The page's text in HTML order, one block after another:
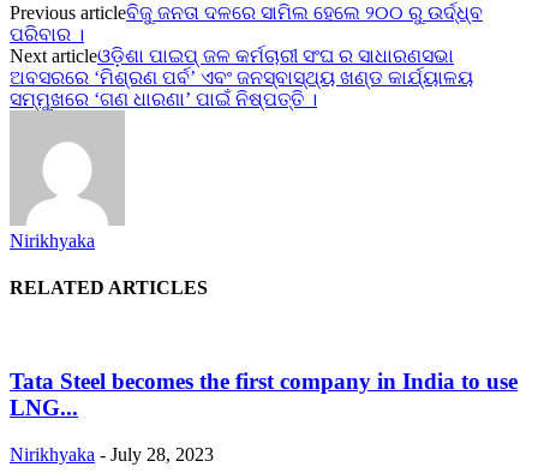
Previous articleବିଜୁ ଜନତା ଦଳରେ ସାମିଲ ହେଲେ ୨୦୦ ରୁ ଉର୍ଦ୍ଧ୍ବ
ପରିବାର ।
Next articleଓଡ଼ିଶା ପାଇପ୍ ଜଳ କର୍ମଚାରୀ ସଂଘ ର ସାଧାରଣସଭା
ଅବସରରେ ‘ମିଶ୍ରଣ ପର୍ବ’ ଏବଂ ଜନସ୍ବାସ୍ଥ୍ୟ ଖଣ୍ଡ କାର୍ଯ୍ୟାଳୟ
ସମ୍ମୁଖରେ ‘ଗଣ ଧାରଣା’ ପାଇଁ ନିଷ୍ପତ୍ତି ।
Nirikhyaka
RELATED ARTICLES
Tata Steel becomes the first company in India to use
LNG...
Nirikhyaka - July 28, 2023